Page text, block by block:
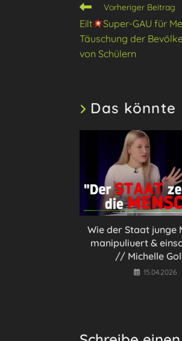
Weitere
Artikel
ansehen
Vorheriger Beitrag
Eilt Super-GAU für
Täuschung der
von Schülern
Das
Wie der Staat junge
manipuliuert &
// Michelle
15.04.2026